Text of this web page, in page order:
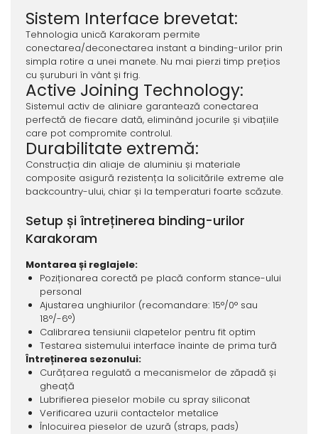
Sistem Interface brevetat:
Tehnologia unică Karakoram permite
conectarea/deconectarea instant a binding-urilor prin
simpla rotire a unei manete. Nu mai pierzi timp prețios
cu șuruburi în vânt și frig.
Active Joining Technology:
Sistemul activ de aliniare garantează conectarea
perfectă de fiecare dată, eliminând jocurile și vibațiile
care pot compromite controlul.
Durabilitate extremă:
Construcția din aliaje de aluminiu și materiale
composite asigură rezistența la solicitările extreme ale
backcountry-ului, chiar și la temperaturi foarte scăzute.
Setup și întreținerea binding-urilor
Karakoram
Montarea și reglajele:
Poziționarea corectă pe placă conform stance-ului
personal
Ajustarea unghiurilor (recomandare: 15°/0° sau
18°/-6°)
Calibrarea tensiunii clapetelor pentru fit optim
Testarea sistemului interface înainte de prima tură
Întreținerea sezonului:
Curățarea regulată a mecanismelor de zăpadă și
gheață
Lubrifierea pieselor mobile cu spray siliconat
Verificarea uzurii contactelor metalice
Înlocuirea pieselor de uzură (straps, pads)